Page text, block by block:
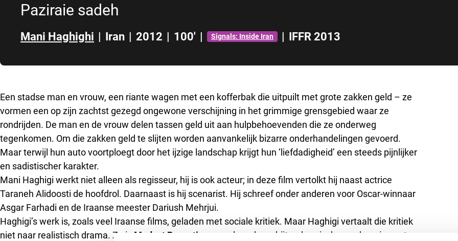
Paziraie sadeh
Mani Haghighi | Iran | 2012 | 100' | Signals: Inside Iran | IFFR 2013
Een stadse man en vrouw, een riante wagen met een kofferbak die uitpuilt met grote zakken geld – ze
vormen een op zijn zachtst gezegd ongewone verschijning in het grimmige grensgebied waar ze
rondrijden. De man en de vrouw delen tassen geld uit aan hulpbehoevenden die ze onderweg
tegenkomen. Om die zakken geld te slijten worden aanvankelijk bizarre onderhandelingen gevoerd.
Maar terwijl hun auto voortploegt door het ijzige landschap krijgt hun ‘liefdadigheid’ een steeds pijnlijker
en sadistischer karakter.
Mani Haghigi werkt niet alleen als regisseur, hij is ook acteur; in deze film vertolkt hij naast actrice
Taraneh Alidoosti de hoofdrol. Daarnaast is hij scenarist. Hij schreef onder anderen voor Oscar-winnaar
Asgar Farhadi en de Iraanse meester Dariush Mehrjui.
Haghigi’s werk is, zoals veel Iraanse films, geladen met sociale kritiek. Maar Haghigi vertaalt die kritiek
niet naar realistisch drama. Zo is Modest Reception
een absurde en bijtend cynische roadmovie, met